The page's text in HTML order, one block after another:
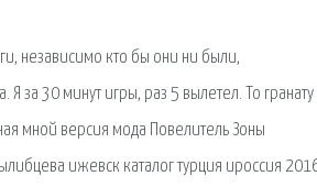
независимо кто бы они ни были,
Я за 30 минут игры, раз 5 вылетел. То гранату
мной версия мода Повелитель Зоны
ижевск каталог турция ироссия